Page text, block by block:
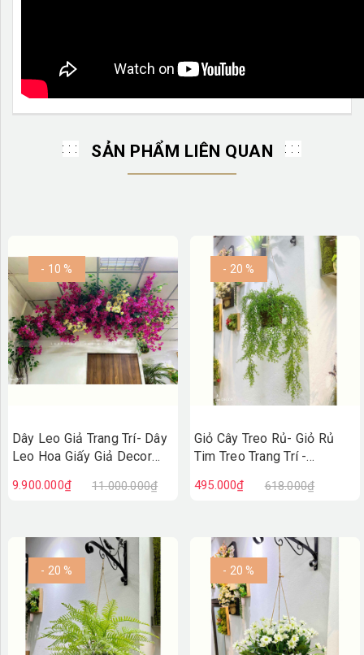
SẢN PHẨM LIÊN QUAN
- 10 %
Dây Leo Giả Trang Trí- Dây
Leo Hoa Giấy Giả Decor
Leo Ấn Tượng
9.900.000₫ 11.000.000₫
- 20 %
Giỏ Cây Treo Rủ- Giỏ Rủ
Tim Treo Trang Trí -
495.000₫ 618.000₫
- 20 % - 20 %